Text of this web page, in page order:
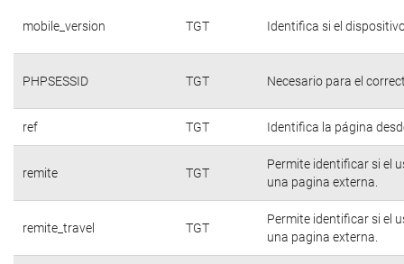
mobile_version TGT Identifica si el
PHPSESSID TGT Necesario para el
ref TGT Identifica la página
remite TGT
Permite identificar si el
una pagina externa.
remite_travel TGT
Permite identificar si el
una pagina externa.